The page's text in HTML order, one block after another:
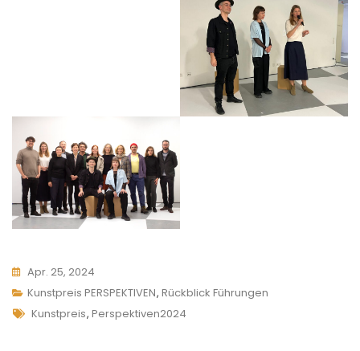
Apr. 25, 2024
Kunstpreis PERSPEKTIVEN, Rückblick Führungen
Tags
Kunstpreis, Perspektiven2024